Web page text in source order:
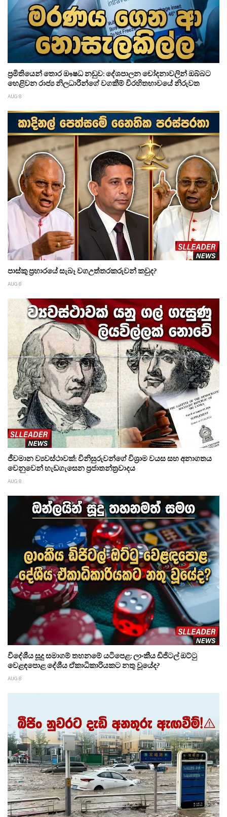
ප්‍රමිතියෙන් තොර ඖෂධ නඩුව: දේශපාලන චෝදනාවලින් ඔබ්බට
හෙළිවන රාජ්‍ය නිලධාරීන්ගේ වගකීම් විරහිතභාවයේ නිරුවත
AUG 8
පාස්කු ප්‍රහාරයේ සැබෑ වගඋත්තරකරුවන් කවුද?
AUG 8
ජීවමාන ව්‍යවස්ථාවක්: විනිසුරුවන්ගේ විශ්‍රාම වයස සහ අනාගතය
වෙනුවෙන් හැඩගැසෙන ප්‍රජාතන්ත්‍රවාදය
AUG 8
විදේශීය සූදු සමාගම් තහනමේ යටිපෙළ: ලාංකීය ඩිජිටල් ඔට්ටු
වෙළඳපොළ දේශීය ඒකාධිකාරියකට නතු වූයේද?
AUG 8